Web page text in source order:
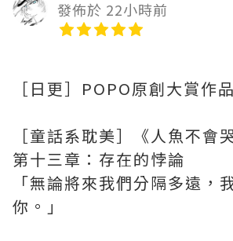
發佈於 22小時前
［日更］POPO原創大賞作品
［童話系耽美］《人魚不會
第十三章：存在的悖論
「無論將來我們分隔多遠，
你。」